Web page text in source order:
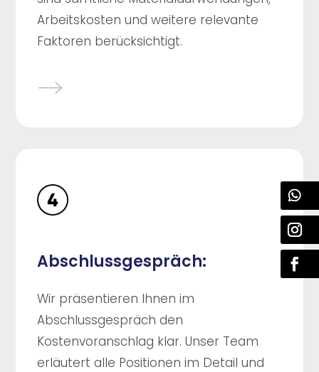
Arbeitskosten und weitere relevante
Faktoren berücksichtigt.
Abschlussgespräch:
Wir präsentieren Ihnen im
Abschlussgespräch den
Kostenvoranschlag klar. Unser Team
erläutert alle Positionen im Detail und